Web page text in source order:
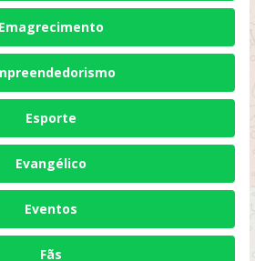
Emagrecimento
Esporte
Evangélico
Eventos
Fãs